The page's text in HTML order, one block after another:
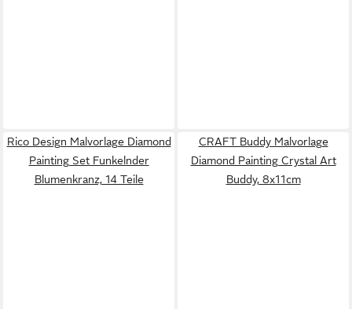
Rico Design Malvorlage Diamond
Painting Set Funkelnder
Blumenkranz, 14 Teile
CRAFT Buddy Malvorlage
Diamond Painting Crystal Art
Buddy, 8x11cm